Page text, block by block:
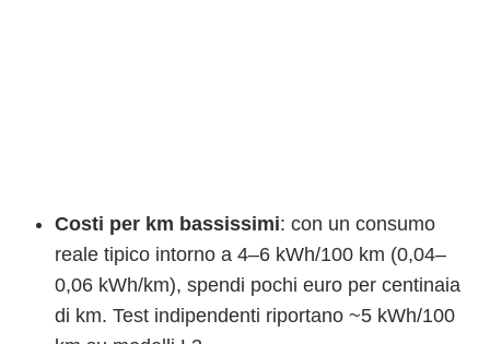
Costi per km bassissimi: con un consumo
reale tipico intorno a 4–6 kWh/100 km (0,04–
0,06 kWh/km), spendi pochi euro per centinaia
di km. Test indipendenti riportano ~5 kWh/100